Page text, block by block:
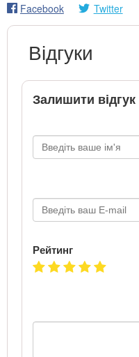
Facebook Twitter
Відгуки
Залишити відгук
Рейтинг